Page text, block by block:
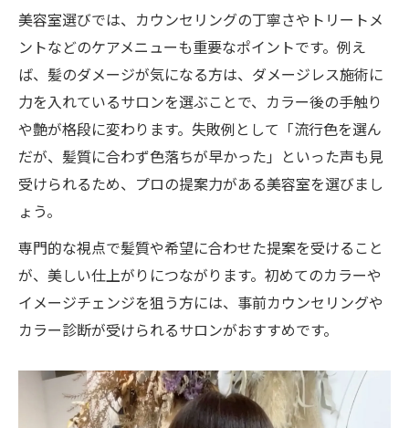
美容室選びでは、カウンセリングの丁寧さやトリートメ
ントなどのケアメニューも重要なポイントです。例え
ば、髪のダメージが気になる方は、ダメージレス施術に
力を入れているサロンを選ぶことで、カラー後の手触り
や艶が格段に変わります。失敗例として「流行色を選ん
だが、髪質に合わず色落ちが早かった」といった声も見
受けられるため、プロの提案力がある美容室を選びまし
ょう。
専門的な視点で髪質や希望に合わせた提案を受けること
が、美しい仕上がりにつながります。初めてのカラーや
イメージチェンジを狙う方には、事前カウンセリングや
カラー診断が受けられるサロンがおすすめです。